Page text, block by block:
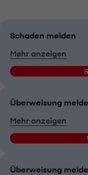
Schaden melden
Mehr anzeigen
Überweisung
Mehr anzeigen
Überweisung